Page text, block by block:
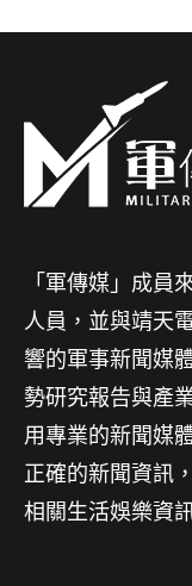
「軍傳媒」成員
人員，並與靖天
響的軍事新聞媒
勢研究報告與產
用專業的新聞媒
正確的新聞資訊
相關生活娛樂資